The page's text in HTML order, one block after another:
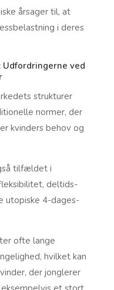
årsager til, at
i deres
ved
strukturer
normer, der
kvinders behov og
tilfældet i
deltids-
utopiske 4-dages-
ofte lange
hvilket kan
der jonglerer